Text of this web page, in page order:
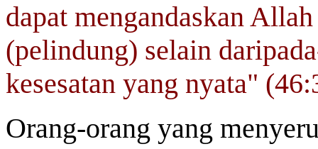
dapat mengandaskanAllah
(pelindung) selain
kesesatan yang nyata"
Orang-orang yang